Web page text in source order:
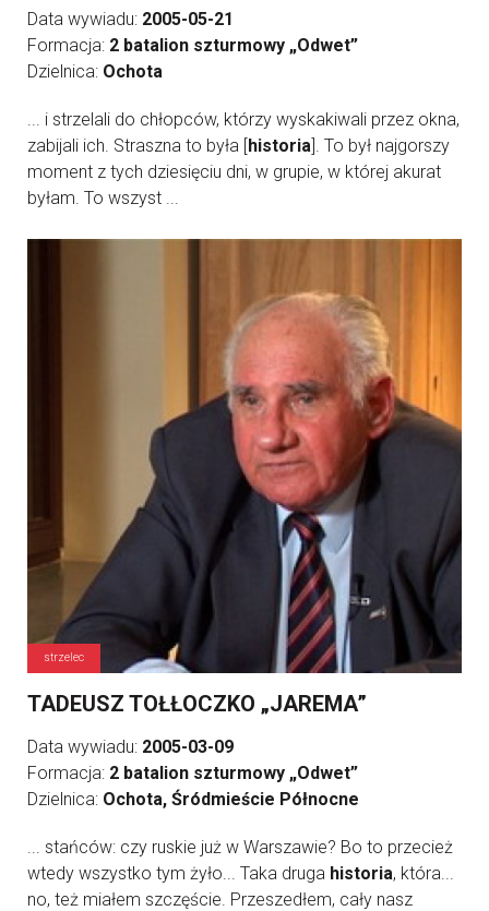
Data wywiadu: 2005-05-21
Formacja: 2 batalion szturmowy „Odwet”
Dzielnica: Ochota
... i strzelali do chłopców, którzy wyskakiwali przez okna,
zabijali ich. Straszna to była [historia]. To był najgorszy
moment z tych dziesięciu dni, w grupie, w której akurat
byłam. To wszyst ...
strzelec
TADEUSZ TOŁŁOCZKO „JAREMA”
Data wywiadu: 2005-03-09
Formacja: 2 batalion szturmowy „Odwet”
Dzielnica: Ochota, Śródmieście Północne
... stańców: czy ruskie już w Warszawie? Bo to przecież
wtedy wszystko tym żyło... Taka druga historia, która...
no, też miałem szczęście. Przeszedłem, cały nasz